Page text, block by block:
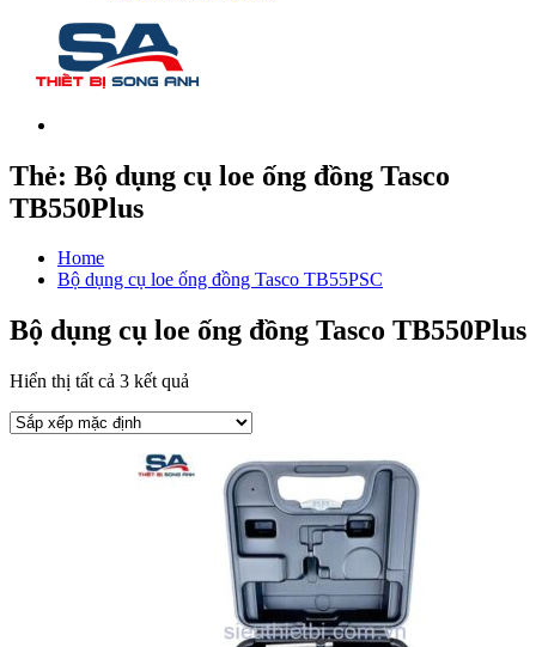
Thẻ: Bộ dụng cụ loe ống đồng Tasco
TB550Plus
Home
Bộ dụng cụ loe ống đồng Tasco TB55PSC
Bộ dụng cụ loe ống đồng Tasco TB550Plus
Hiển thị tất cả 3 kết quả